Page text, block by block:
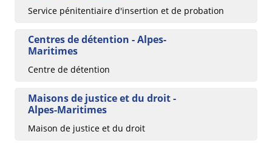
Service pénitentiaire d'insertion et de probation
Centres de détention - Alpes-
Maritimes
Centre de détention
Maisons de justice et du droit -
Alpes-Maritimes
Maison de justice et du droit